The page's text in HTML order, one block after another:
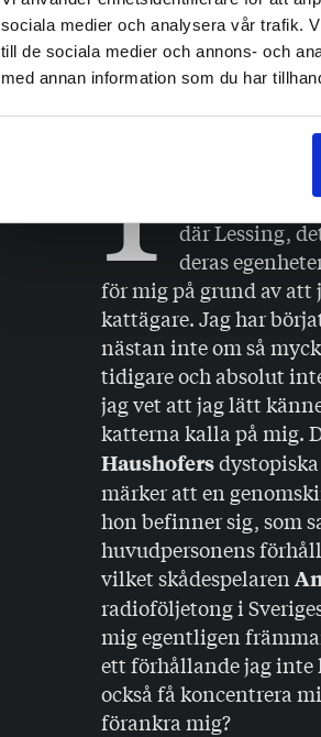
sociala medier och analysera vår trafik.
till de sociala medier och annons- och
med annan information som du har
bero på att isflaken
inte längre får plats.
varit.
I
sommar har
där hjortar
där Lessing,
deras
för mig på grund av
kattägare. Jag har
nästan inte om så
tidigare och absolut
jag vet att jag lätt
katterna kalla på mig.
Haushofers
märker att en
hon befinner sig, som
huvudpersonens
vilket skådespelaren
radioföljetong i
mig egentligen
ett förhållande jag inte
också få koncentrera
förankra mig?